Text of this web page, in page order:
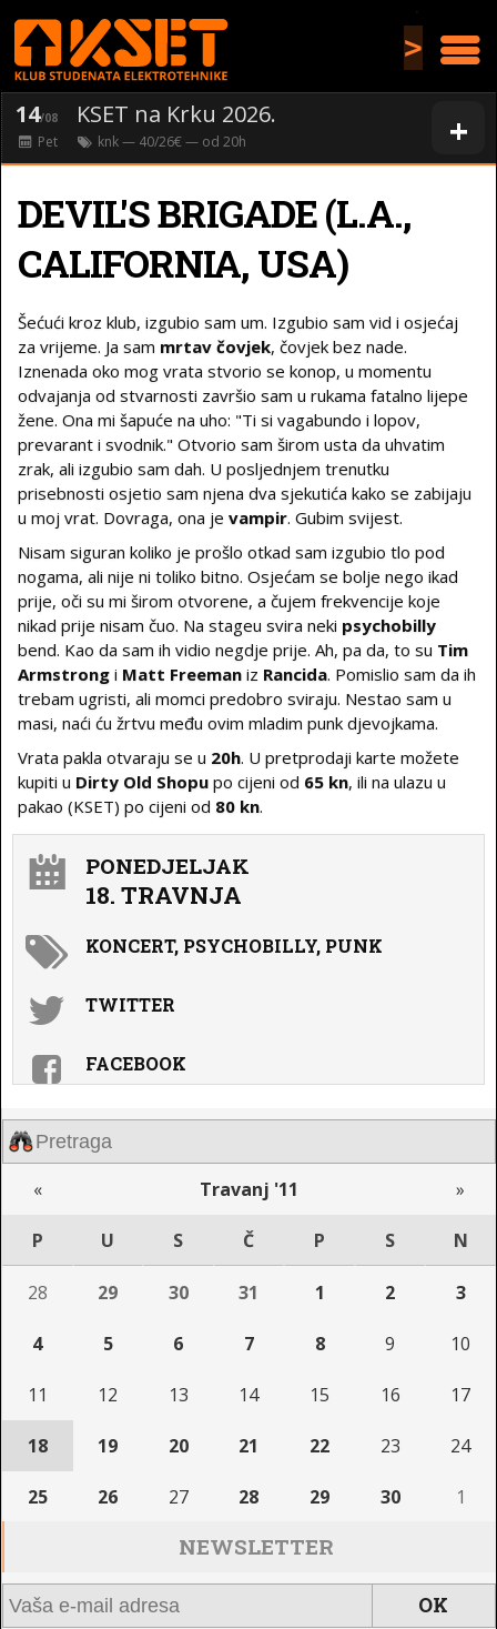
>
+
14/08 KSET na Krku 2026.
Pet knk— 40/26€ — od 20h
DEVIL'S BRIGADE (L.A.,
CALIFORNIA, USA)
Šećući kroz klub, izgubio sam um. Izgubio sam vid i osjećaj
za vrijeme. Ja sam mrtav čovjek, čovjek bez nade.
Iznenada oko mog vrata stvorio se konop, u momentu
odvajanja od stvarnosti završio sam u rukama fatalno lijepe
žene. Ona mi šapuće na uho: "Ti si vagabundo i lopov,
prevarant i svodnik." Otvorio sam širom usta da uhvatim
zrak, ali izgubio sam dah. U posljednjem trenutku
prisebnosti osjetio sam njena dva sjekutića kako se zabijaju
u moj vrat. Dovraga, ona je vampir. Gubim svijest.
Nisam siguran koliko je prošlo otkad sam izgubio tlo pod
nogama, ali nije ni toliko bitno. Osjećam se bolje nego ikad
prije, oči su mi širom otvorene, a čujem frekvencije koje
nikad prije nisam čuo. Na stageu svira neki psychobilly
bend. Kao da sam ih vidio negdje prije. Ah, pa da, to su Tim
Armstrong i Matt Freeman iz Rancida. Pomislio sam da ih
trebam ugristi, ali momci predobro sviraju. Nestao sam u
masi, naći ću žrtvu među ovim mladim punk djevojkama.
Vrata pakla otvaraju se u 20h. U pretprodaji karte možete
kupiti u Dirty Old Shopu po cijeni od 65 kn, ili na ulazu u
pakao (KSET) po cijeni od 80 kn.
PONEDJELJAK
18. TRAVNJA
KONCERT, PSYCHOBILLY, PUNK
TWITTER
FACEBOOK
« Travanj '11 »
P U S Č P S N
28 29 30 31 1 2 3
4 5 6 7 8 9 10
11 12 13 14 15 16 17
18 19 20 21 22 23 24
25 26 27 28 29 30 1
NEWSLETTER